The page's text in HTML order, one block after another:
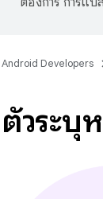
Android Developers
ตัวระบุ